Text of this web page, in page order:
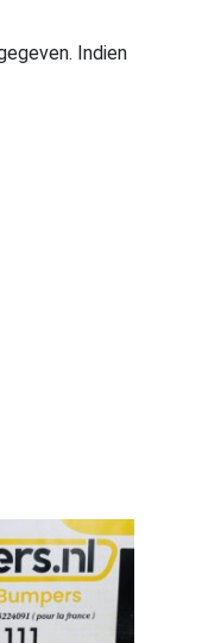
Indien